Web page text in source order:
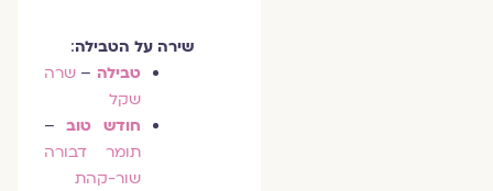
שירה על הטבילה:
טבילה– שרה
שקל
חודש טוב–
תומר דבורה
שור-קהת